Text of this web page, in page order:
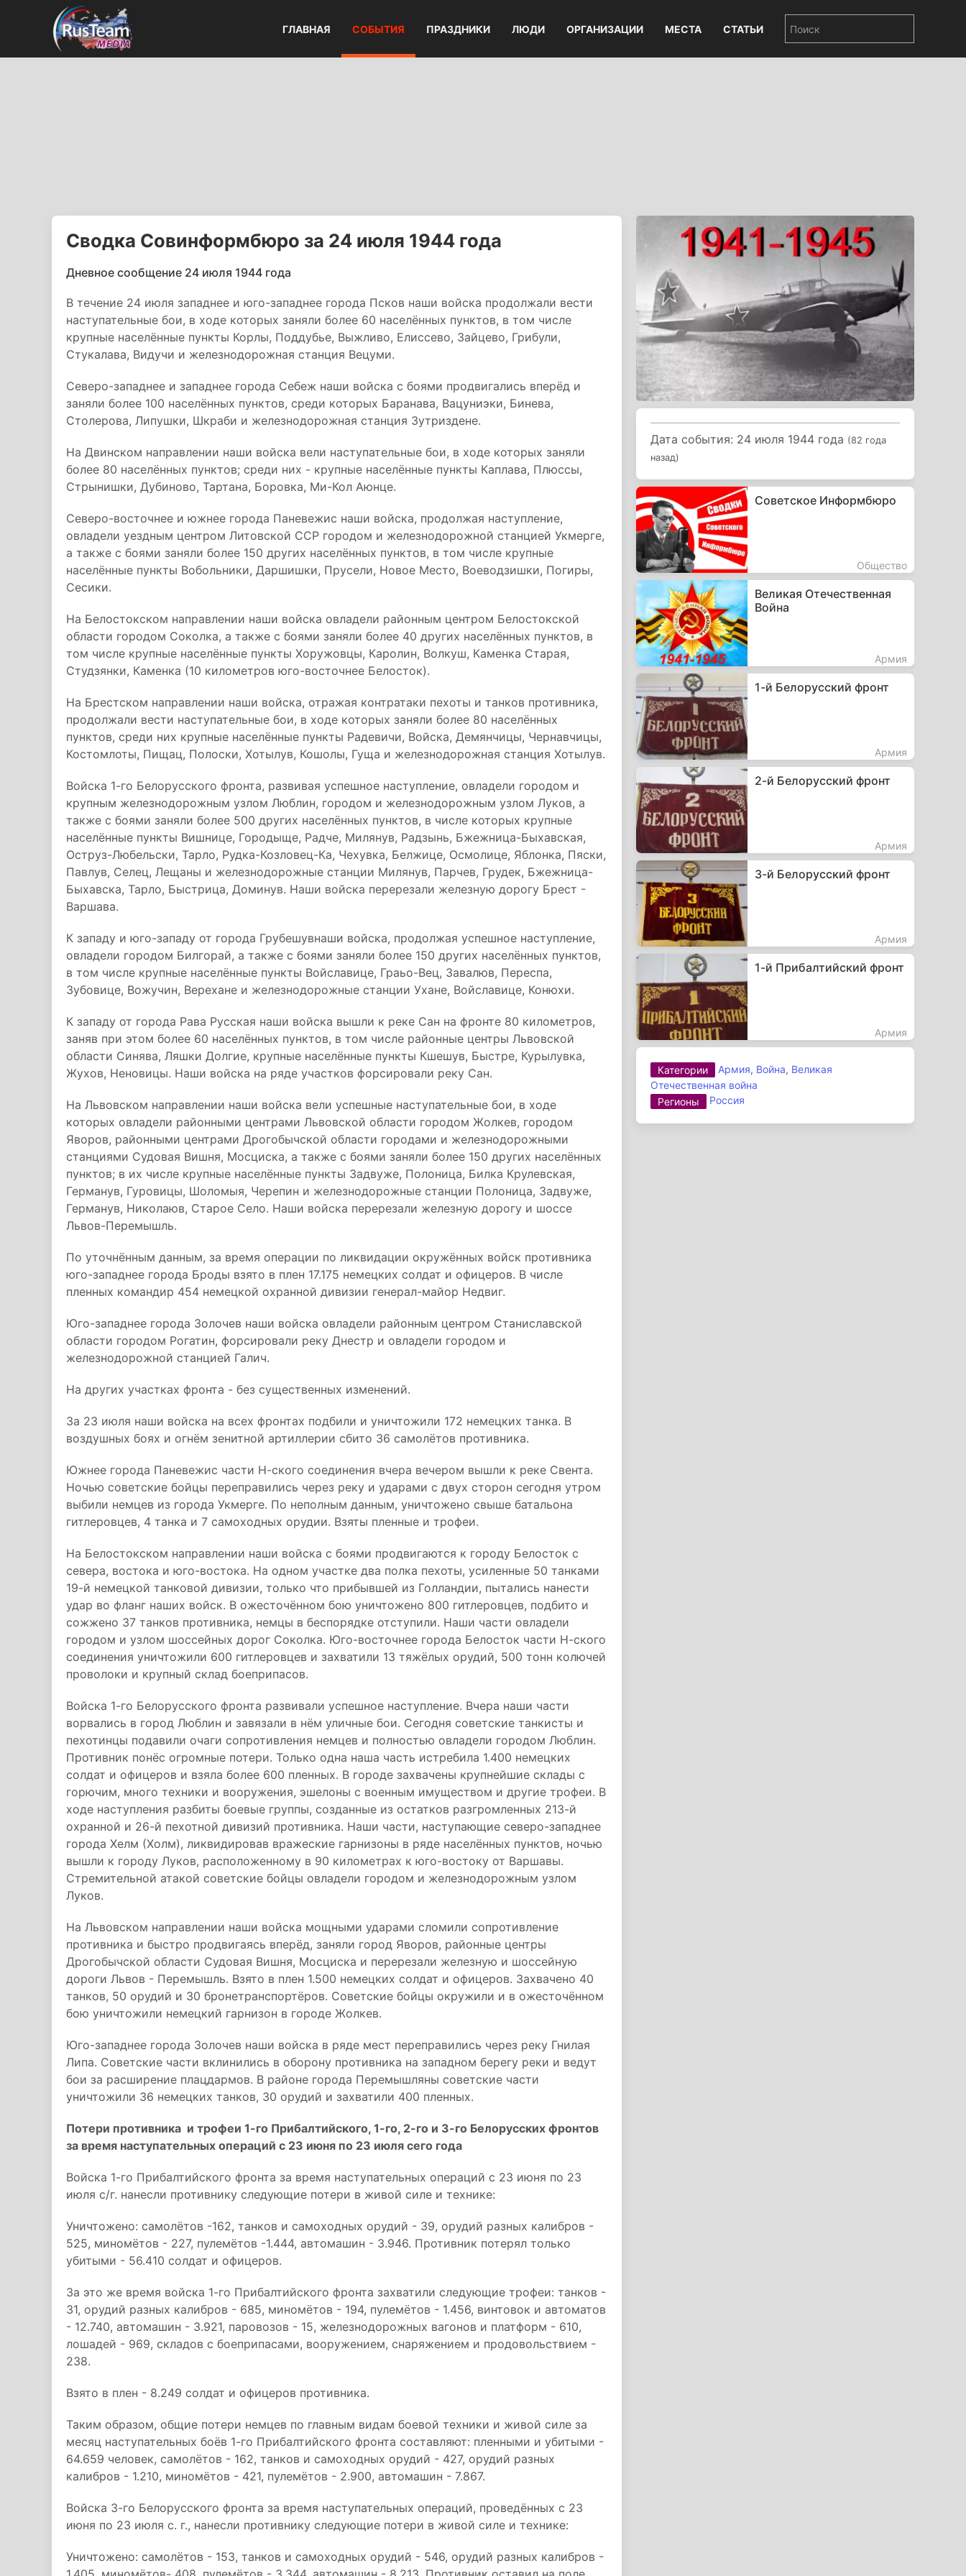
ГЛАВНАЯ СОБЫТИЯ ПРАЗДНИКИ ЛЮДИ ОРГАНИЗАЦИИ МЕСТА СТАТЬИ
Сводка Совинформбюро за 24 июля 1944 года
Дневное сообщение 24 июля 1944 года
В течение 24 июля западнее и юго-западнее города Псков наши войска продолжали вести
наступательные бои, в ходе которых заняли более 60 населённых пунктов, в том числе
крупные населённые пункты Корлы, Поддубье, Выжливо, Елиссево, Зайцево, Грибули,
Стукалава, Видучи и железнодорожная станция Вецуми.
Северо-западнее и западнее города Себеж наши войска с боями продвигались вперёд и
заняли более 100 населённых пунктов, среди которых Баранава, Вацуниэки, Бинева,
Столерова, Липушки, Шкраби и железнодорожная станция Зутриздене.
На Двинском направлении наши войска вели наступательные бои, в ходе которых заняли
более 80 населённых пунктов; среди них - крупные населённые пункты Каплава, Плюссы,
Стрынишки, Дубиново, Тартана, Боровка, Ми-Кол Аюнце.
Северо-восточнее и южнее города Паневежис наши войска, продолжая наступление,
овладели уездным центром Литовской ССР городом и железнодорожной станцией Укмерге,
а также с боями заняли более 150 других населённых пунктов, в том числе крупные
населённые пункты Вобольники, Даршишки, Прусели, Новое Место, Воеводзишки, Погиры,
Сесики.
На Белостокском направлении наши войска овладели районным центром Белостокской
области городом Соколка, а также с боями заняли более 40 других населённых пунктов, в
том числе крупные населённые пункты Хоружовцы, Каролин, Волкуш, Каменка Старая,
Студзянки, Каменка (10 километров юго-восточнее Белосток).
На Брестском направлении наши войска, отражая контратаки пехоты и танков противника,
продолжали вести наступательные бои, в ходе которых заняли более 80 населённых
пунктов, среди них крупные населённые пункты Радевичи, Войска, Демянчицы, Чернавчицы,
Костомлоты, Пищац, Полоски, Хотылув, Кошолы, Гуща и железнодорожная станция Хотылув.
Войска 1-го Белорусского фронта, развивая успешное наступление, овладели городом и
крупным железнодорожным узлом Люблин, городом и железнодорожным узлом Луков, а
также с боями заняли более 500 других населённых пунктов, в числе которых крупные
населённые пункты Вишнице, Городыще, Радче, Милянув, Радзынь, Бжежница-Быхавская,
Оструз-Любельски, Тарло, Рудка-Козловец-Ка, Чехувка, Белжице, Осмолице, Яблонка, Пяски,
Павлув, Селец, Лещаны и железнодорожные станции Милянув, Парчев, Грудек, Бжежница-
Быхавска, Тарло, Быстрица, Доминув. Наши войска перерезали железную дорогу Брест -
Варшава.
К западу и юго-западу от города Грубешувнаши войска, продолжая успешное наступление,
овладели городом Билгорай, а также с боями заняли более 150 других населённых пунктов,
в том числе крупные населённые пункты Войславице, Граьо-Вец, Завалюв, Переспа,
Зубовице, Вожучин, Верехане и железнодорожные станции Ухане, Войславице, Конюхи.
К западу от города Рава Русская наши войска вышли к реке Сан на фронте 80 километров,
заняв при этом более 60 населённых пунктов, в том числе районные центры Львовской
области Синява, Ляшки Долгие, крупные населённые пункты Кшешув, Быстре, Курылувка,
Жухов, Неновицы. Наши войска на ряде участков форсировали реку Сан.
На Львовском направлении наши войска вели успешные наступательные бои, в ходе
которых овладели районными центрами Львовской области городом Жолкев, городом
Яворов, районными центрами Дрогобычской области городами и железнодорожными
станциями Судовая Вишня, Мосциска, а также с боями заняли более 150 других населённых
пунктов; в их числе крупные населённые пункты Задвуже, Полоница, Билка Крулевская,
Германув, Гуровицы, Шоломыя, Черепин и железнодорожные станции Полоница, Задвуже,
Германув, Николаюв, Старое Село. Наши войска перерезали железную дорогу и шоссе
Львов-Перемышль.
По уточнённым данным, за время операции по ликвидации окружённых войск противника
юго-западнее города Броды взято в плен 17.175 немецких солдат и офицеров. В числе
пленных командир 454 немецкой охранной дивизии генерал-майор Недвиг.
Юго-западнее города Золочев наши войска овладели районным центром Станиславской
области городом Рогатин, форсировали реку Днестр и овладели городом и
железнодорожной станцией Галич.
На других участках фронта - без существенных изменений.
За 23 июля наши войска на всех фронтах подбили и уничтожили 172 немецких танка. В
воздушных боях и огнём зенитной артиллерии сбито 36 самолётов противника.
Южнее города Паневежис части Н-ского соединения вчера вечером вышли к реке Свента.
Ночью советские бойцы переправились через реку и ударами с двух сторон сегодня утром
выбили немцев из города Укмерге. По неполным данным, уничтожено свыше батальона
гитлеровцев, 4 танка и 7 самоходных орудии. Взяты пленные и трофеи.
На Белостокском направлении наши войска с боями продвигаются к городу Белосток с
севера, востока и юго-востока. На одном участке два полка пехоты, усиленные 50 танками
19-й немецкой танковой дивизии, только что прибывшей из Голландии, пытались нанести
удар во фланг наших войск. В ожесточённом бою уничтожено 800 гитлеровцев, подбито и
сожжено 37 танков противника, немцы в беспорядке отступили. Наши части овладели
городом и узлом шоссейных дорог Соколка. Юго-восточнее города Белосток части Н-ского
соединения уничтожили 600 гитлеровцев и захватили 13 тяжёлых орудий, 500 тонн колючей
проволоки и крупный склад боеприпасов.
Войска 1-го Белорусского фронта развивали успешное наступление. Вчера наши части
ворвались в город Люблин и завязали в нём уличные бои. Сегодня советские танкисты и
пехотинцы подавили очаги сопротивления немцев и полностью овладели городом Люблин.
Противник понёс огромные потери. Только одна наша часть истребила 1.400 немецких
солдат и офицеров и взяла более 600 пленных. В городе захвачены крупнейшие склады с
горючим, много техники и вооружения, эшелоны с военным имуществом и другие трофеи. В
ходе наступления разбиты боевые группы, созданные из остатков разгромленных 213-й
охранной и 26-й пехотной дивизий противника. Наши части, наступающие северо-западнее
города Хелм (Холм), ликвидировав вражеские гарнизоны в ряде населённых пунктов, ночью
вышли к городу Луков, расположенному в 90 километрах к юго-востоку от Варшавы.
Стремительной атакой советские бойцы овладели городом и железнодорожным узлом
Луков.
На Львовском направлении наши войска мощными ударами сломили сопротивление
противника и быстро продвигаясь вперёд, заняли город Яворов, районные центры
Дрогобычской области Судовая Вишня, Мосциска и перерезали железную и шоссейную
дороги Львов - Перемышль. Взято в плен 1.500 немецких солдат и офицеров. Захвачено 40
танков, 50 орудий и 30 бронетранспортёров. Советские бойцы окружили и в ожесточённом
бою уничтожили немецкий гарнизон в городе Жолкев.
Юго-западнее города Золочев наши войска в ряде мест переправились через реку Гнилая
Липа. Советские части вклинились в оборону противника на западном берегу реки и ведут
бои за расширение плацдармов. В районе города Перемышляны советские части
уничтожили 36 немецких танков, 30 орудий и захватили 400 пленных.
Потери противника и трофеи 1-го Прибалтийского, 1-го, 2-го и 3-го Белорусских фронтов
за время наступательных операций с 23 июня по 23 июля сего года
Войска 1-го Прибалтийского фронта за время наступательных операций с 23 июня по 23
июля c/г. нанесли противнику следующие потери в живой силе и технике:
Уничтожено: самолётов -162, танков и самоходных орудий - 39, орудий разных калибров -
525, миномётов - 227, пулемётов -1.444, автомашин - 3.946. Противник потерял только
убитыми - 56.410 солдат и офицеров.
За это же время войска 1-го Прибалтийского фронта захватили следующие трофеи: танков -
31, орудий разных калибров - 685, миномётов - 194, пулемётов - 1.456, винтовок и автоматов
- 12.740, автомашин - 3.921, паровозов - 15, железнодорожных вагонов и платформ - 610,
лошадей - 969, складов с боеприпасами, вооружением, снаряжением и продовольствием -
238.
Взято в плен - 8.249 солдат и офицеров противника.
Таким образом, общие потери немцев по главным видам боевой техники и живой силе за
месяц наступательных боёв 1-го Прибалтийского фронта составляют: пленными и убитыми -
64.659 человек, самолётов - 162, танков и самоходных орудий - 427, орудий разных
калибров - 1.210, миномётов - 421, пулемётов - 2.900, автомашин - 7.867.
Войска 3-го Белорусского фронта за время наступательных операций, проведённых с 23
июня по 23 июля с. г., нанесли противнику следующие потери в живой силе и технике:
Уничтожено: самолётов - 153, танков и самоходных орудий - 546, орудий разных калибров -
Дата события: 24 июля 1944 года (82 года
назад)
Советское Информбюро
Общество
Великая Отечественная
Война
Армия
1-й Белорусский фронт
Армия
2-й Белорусский фронт
Армия
3-й Белорусский фронт
Армия
1-й Прибалтийский фронт
Армия
Категории Армия, Война, Великая
Отечественная война
Регионы
Россия